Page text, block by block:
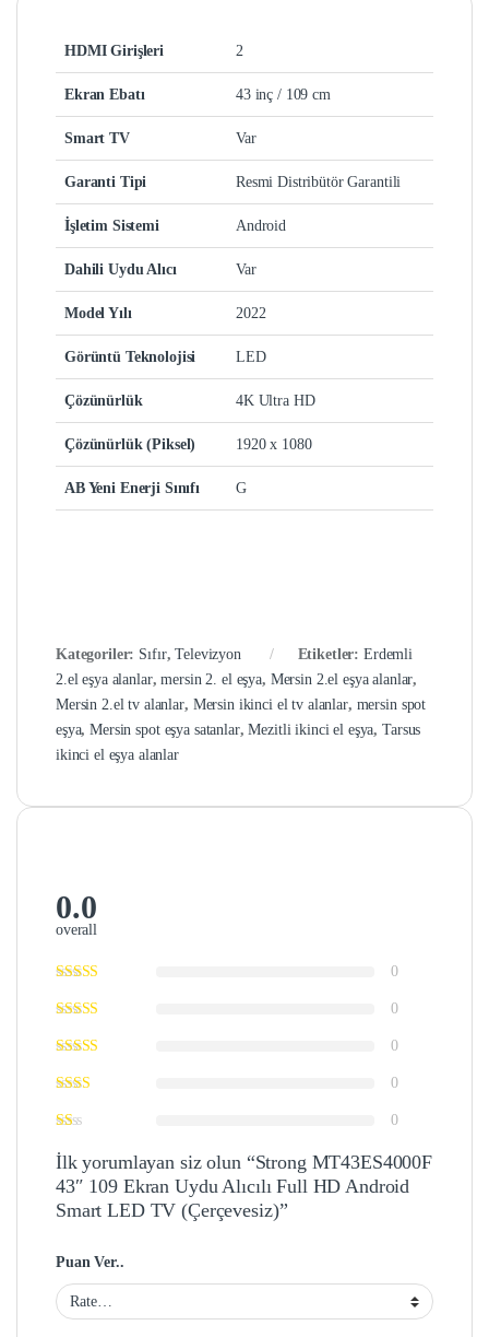
HDMI Girişleri 2
Ekran Ebatı 43 inç / 109 cm
Smart TV Var
Garanti Tipi Resmi Distribütör Garantili
İşletim Sistemi Android
Dahili Uydu Alıcı Var
Model Yılı 2022
Görüntü Teknolojisi LED
Çözünürlük 4K Ultra HD
Çözünürlük (Piksel) 1920 x 1080
AB Yeni Enerji Sınıfı G
Kategoriler: Sıfır,Televizyon Etiketler:Erdemli
2.el eşya alanlar,mersin 2. el eşya, Mersin 2.el eşya alanlar,
Mersin 2.el tv alanlar, Mersin ikinci el tv alanlar, mersin spot
eşya,Mersin spot eşya satanlar,Mezitli ikinci el eşya,Tarsus
ikinci el eşya alanlar
0.0
overall
0
0
0
0
0
İlk yorumlayan siz olun “Strong MT43ES4000F
43″ 109 Ekran Uydu Alıcılı Full HD Android
Smart LED TV (Çerçevesiz)”
Puan Ver..